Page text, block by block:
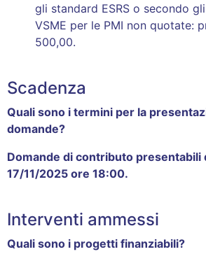
gli standard ESRS o secondo
VSME per le PMI non quotate:
500,00.
Scadenza
Quali sono i termini per la
domande?
Domande di contributo presentabili
17/11/2025 ore 18:00.
Interventi ammessi
Quali sono i progetti finanziabili?